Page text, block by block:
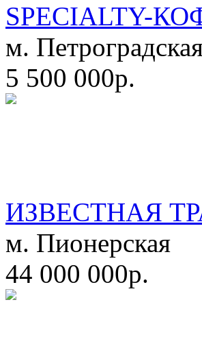
SPECIALTY-
м.
5 500 000р.
ИЗВЕСТНАЯ
м. Пионерская
44 000 000р.